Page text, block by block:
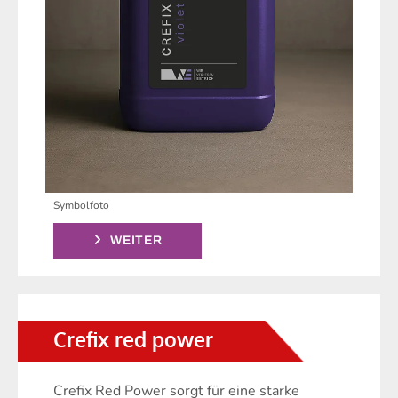
Symbolfoto
WEITER
Crefix red power
Crefix Red Power sorgt für eine starke